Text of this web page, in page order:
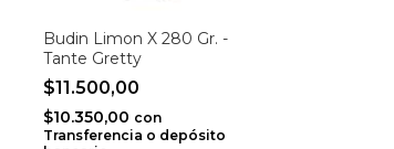
Budin Limon X 280 Gr. -
Tante Gretty
$11.500,00
$10.350,00 con
Transferencia o depósito